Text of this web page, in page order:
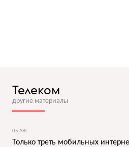
Телеком
другие материалы
05 АВГ
Только треть мобильных